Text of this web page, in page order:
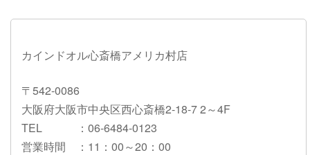
カインドオル心斎橋アメリカ村店
〒542-0086
大阪府大阪市中央区西心斎橋2-18-7 2～4F
TEL
：06-6484-0123
営業時間
：11：00～20：00